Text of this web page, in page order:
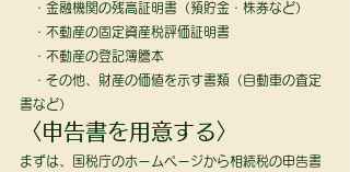
・金融機関の残高証明書（預貯金・株券など）
・不動産の固定資産税評価証明書
・不動産の登記簿謄本
・その他、財産の価値を示す書類（自動車の査定
書など）
〈申告書を用意する〉
まずは、国税庁のホームページから相続税の申告書